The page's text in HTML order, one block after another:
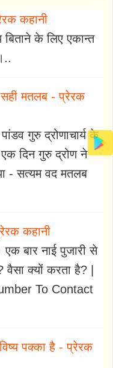
कहानी
के लिए एकान्त
मतलब - प्रेरक
गुरु द्रोणाचार्य के
दिन गुरु द्रोण ने
- सत्यम वद मतलब
कहानी
बार नाई पुजारी से
क्यों करता है? |
To Contact
पक्का है - प्रेरक